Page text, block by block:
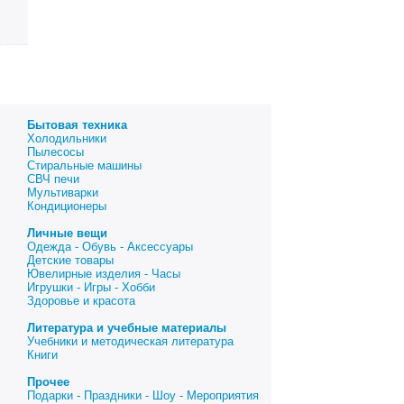
Бытовая техника
Холодильники
Пылесосы
Стиральные машины
СВЧ печи
Мультиварки
Кондиционеры
Личные вещи
Одежда - Обувь - Аксессуары
Детские товары
Ювелирные изделия - Часы
Игрушки - Игры - Хобби
Здоровье и красота
Литература и учебные материалы
Учебники и методическая литература
Книги
Прочее
Подарки - Праздники - Шоу - Мероприятия